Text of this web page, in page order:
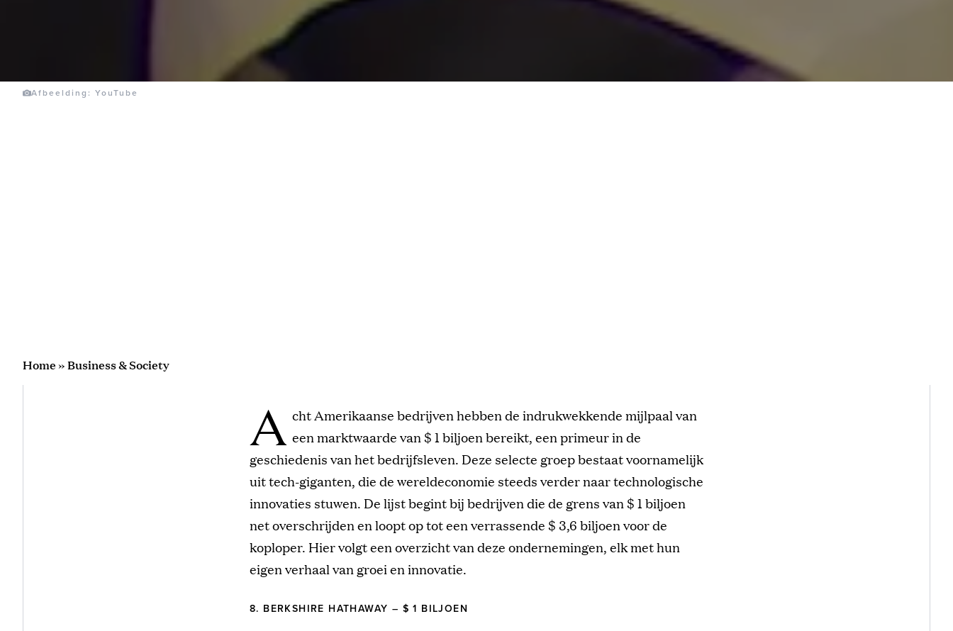
Afbeelding: YouTube
Home»Business & Society
A cht Amerikaanse bedrijven hebben de indrukwekkende mijlpaal van
een marktwaarde van $ 1 biljoen bereikt, een primeur in de
geschiedenis van het bedrijfsleven. Deze selecte groep bestaat voornamelijk
uit tech-giganten, die de wereldeconomie steeds verder naar technologische
innovaties stuwen. De lijst begint bij bedrijven die de grens van $ 1 biljoen
net overschrijden en loopt op tot een verrassende $ 3,6 biljoen voor de
koploper. Hier volgt een overzicht van deze ondernemingen, elk met hun
eigen verhaal van groei en innovatie.
8. BERKSHIRE HATHAWAY – $ 1 BILJOEN